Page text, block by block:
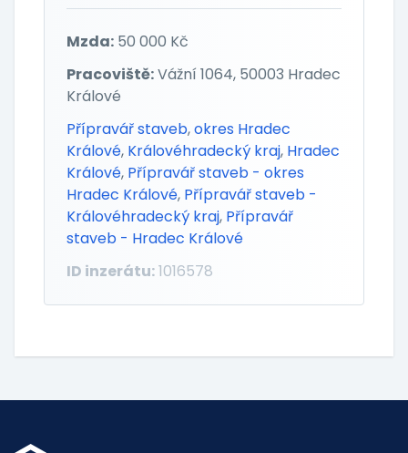
Mzda: 50 000 Kč
Pracoviště:Vážní 1064, 50003 Hradec
Králové
Přípravář staveb,okres Hradec
Králové, Královéhradecký kraj, Hradec
Králové, Přípravář staveb - okres
Hradec Králové, Přípravář staveb -
Královéhradecký kraj, Přípravář
staveb - Hradec Králové
ID inzerátu:1016578